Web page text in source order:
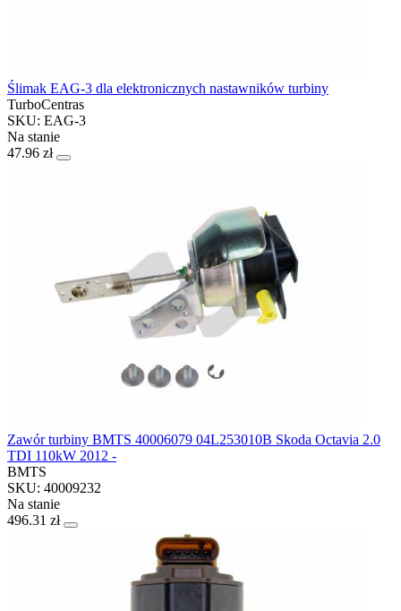
Ślimak EAG-3 dla elektronicznych nastawników turbiny
TurboCentras
SKU: EAG-3
Na stanie
47.96 zł
Zawór turbiny BMTS 40006079 04L253010B Skoda Octavia 2.0
TDI 110kW 2012 -
BMTS
SKU: 40009232
Na stanie
496.31 zł